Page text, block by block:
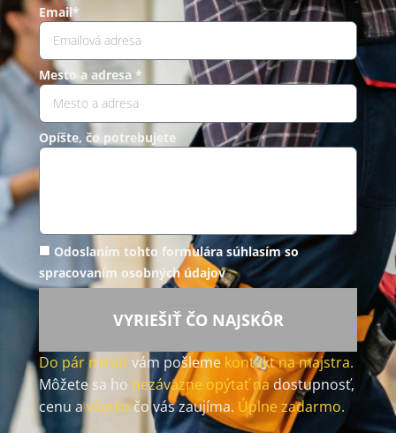
Email*
Mesto a adresa *
Opíšte, čo potrebujete
Odoslaním tohto formulára súhlasím so
spracovaním osobných údajov
VYRIEŠIŤ ČO NAJSKÔR
Do pár minútvám pošleme kontakt na majstra.
Môžete sa ho nezáväzne opýtať nadostupnosť,
cenu avšetkočo vás zaujíma. Úplne zadarmo.